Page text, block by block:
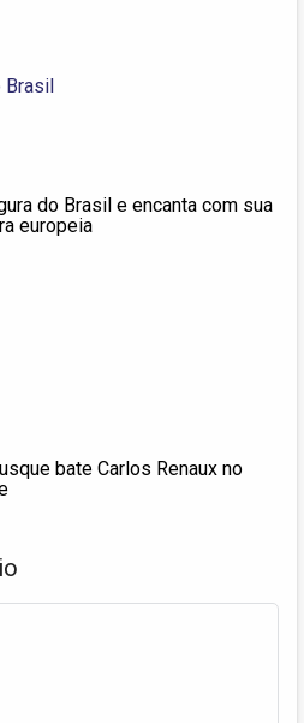
do Brasil e encanta com sua
europeia
bate Carlos Renaux no